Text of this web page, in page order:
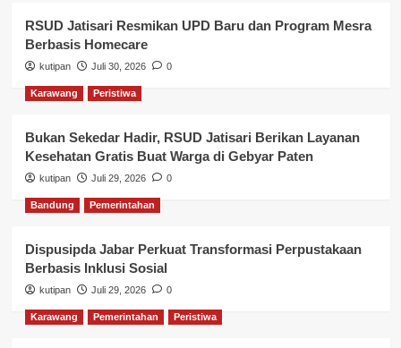
RSUD Jatisari Resmikan UPD Baru dan Program Mesra
Berbasis Homecare
kutipan Juli 30, 2026 0
Karawang Peristiwa
Bukan Sekedar Hadir, RSUD Jatisari Berikan Layanan
Kesehatan Gratis Buat Warga di Gebyar Paten
kutipan Juli 29, 2026 0
Bandung Pemerintahan
Dispusipda Jabar Perkuat Transformasi Perpustakaan
Berbasis Inklusi Sosial
kutipan Juli 29, 2026 0
Karawang Pemerintahan Peristiwa